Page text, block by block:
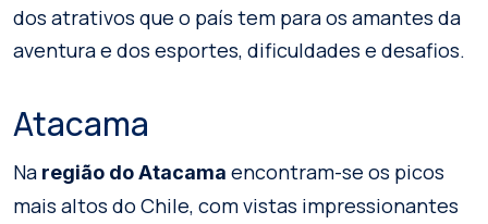
dos atrativos que o país tem para os amantes da
aventura e dos esportes, dificuldades e desafios.
Atacama
Na região do Atacama encontram-se os picos
mais altos do Chile, com vistas impressionantes